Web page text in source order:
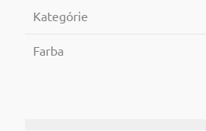
Kategórie
Farba